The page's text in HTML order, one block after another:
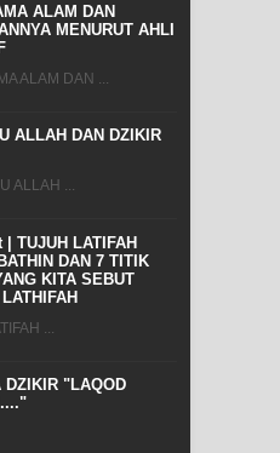
ALAM DAN
MENURUT AHLI
ALAM DAN ...
ALLAH DAN DZIKIR
ALLAH ...
| TUJUH LATIFAH
DAN 7 TITIK
KITA SEBUT
...
DZIKIR "LAQOD